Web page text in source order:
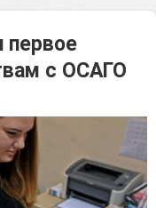
первое
с ОСАГО